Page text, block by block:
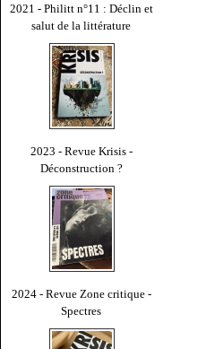
2021 - Philitt n°11 : Déclin et
salut de la littérature
2023 - Revue Krisis -
Déconstruction ?
2024 - Revue Zone critique -
Spectres